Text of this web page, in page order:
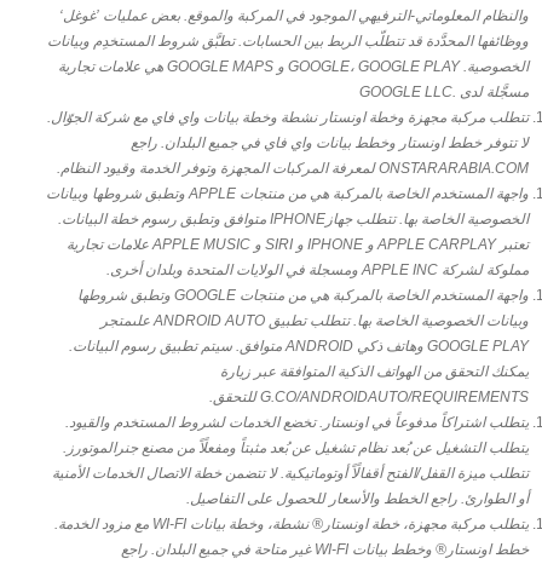
والنظام المعلوماتي-الترفيهي الموجود في المركبة والموقع. بعض عمليات ’غوغل‘
ووظائفها المحدَّدة قد تتطلّب الربط بين الحسابات. تطبَّق شروط المستخدِم وبيانات
الخصوصية. GOOGLE، GOOGLE PLAY و GOOGLE MAPS هي علامات تجارية
مسجَّلة لدى .GOOGLE LLC
تتطلب مركبة مجهزة وخطة اونستار نشطة وخطة بيانات واي فاي مع شركة الجوّال.
لا تتوفر خطط اونستار وخطط بيانات واي فاي في جميع البلدان. راجع
ONSTARARABIA.COM لمعرفة المركبات المجهزة وتوفر الخدمة وقيود النظام.
واجهة المستخدم الخاصة بالمركبة هي من منتجات APPLE وتطبق شروطها وبيانات
الخصوصية الخاصة بها. تتطلب جهازIPHONE متوافق وتطبق رسوم خطة البيانات.
تعتبر APPLE CARPLAY و IPHONE و SIRI و APPLE MUSIC علامات تجارية
مملوكة لشركة APPLE INC ومسجلة في الولايات المتحدة وبلدان أخرى.
واجهة المستخدم الخاصة بالمركبة هي من منتجات GOOGLE وتطبق شروطها
وبيانات الخصوصية الخاصة بها. تتطلب تطبيق ANDROID AUTO علىمتجر
GOOGLE PLAY وهاتف ذكي ANDROID متوافق. سيتم تطبيق رسوم البيانات.
يمكنك التحقق من الهواتف الذكية المتوافقة عبر زيارة
G.CO/ANDROIDAUTO/REQUIREMENTS للتحقق.
يتطلب اشتراكاً مدفوعاً في اونستار. تخضع الخدمات لشروط المستخدم والقيود.
يتطلب التشغيل عن بُعد نظام تشغيل عن بُعد مثبتاً ومفعلًاً من مصنع جنرالموتورز.
تتطلب ميزة القفل/الفتح أقفالًاً أوتوماتيكية. لا تتضمن خطة الاتصال الخدمات الأمنية
أو الطوارئ. راجع الخطط والأسعار للحصول على التفاصيل.
يتطلب مركبة مجهزة، خطة اونستار® نشطة، وخطة بيانات WI-FI مع مزود الخدمة.
خطط اونستار® وخطط بيانات WI-FI غير متاحة في جميع البلدان. راجع